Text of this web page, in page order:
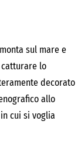
sul mare e
catturare lo
decorato
allo
cui si voglia